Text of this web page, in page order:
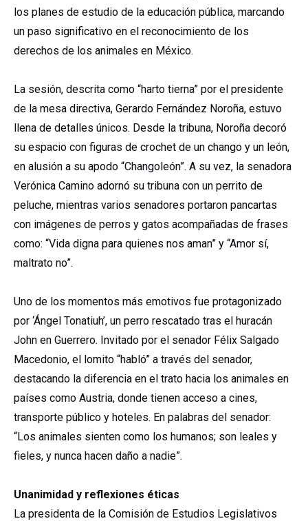
los planes de estudio de la educación pública, marcando
un paso significativo en el reconocimiento de los
derechos de los animales en México.
La sesión, descrita como “harto tierna” por el presidente
de la mesa directiva, Gerardo Fernández Noroña, estuvo
llena de detalles únicos. Desde la tribuna, Noroña decoró
su espacio con figuras de crochet de un chango y un león,
en alusión a su apodo “Changoleón”. A su vez, la senadora
Verónica Camino adornó su tribuna con un perrito de
peluche, mientras varios senadores portaron pancartas
con imágenes de perros y gatos acompañadas de frases
como: “Vida digna para quienes nos aman” y “Amor sí,
maltrato no”.
Uno de los momentos más emotivos fue protagonizado
por ‘Ángel Tonatiuh’, un perro rescatado tras el huracán
John en Guerrero. Invitado por el senador Félix Salgado
Macedonio, el lomito “habló” a través del senador,
destacando la diferencia en el trato hacia los animales en
países como Austria, donde tienen acceso a cines,
transporte público y hoteles. En palabras del senador:
“Los animales sienten como los humanos; son leales y
fieles, y nunca hacen daño a nadie”.
Unanimidad y reflexiones éticas
La presidenta de la Comisión de Estudios Legislativos